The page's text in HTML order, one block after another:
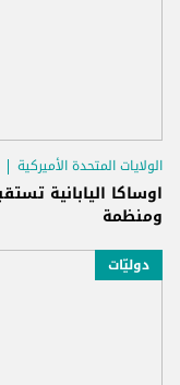
الولايات المتحدة الأميركية
ومنظمة
دوليّات